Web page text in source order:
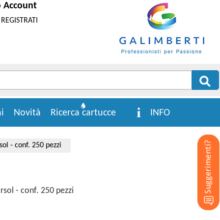
Account
REGISTRATI
INFO
Ricerca cartucce
Novità
- conf. 250 pezzi
- conf. 250 pezzi